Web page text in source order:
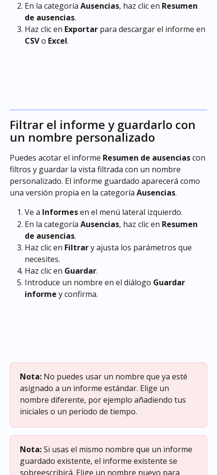
En la categoría Ausencias, haz clic en Resumen
de ausencias.
Haz clic en Exportar para descargar el informe en
CSV o Excel.
Filtrar el informe y guardarlo con
un nombre personalizado
Puedes acotar el informe Resumen de ausencias con
filtros y guardar la vista filtrada con un nombre
personalizado. El informe guardado aparecerá como
una versión propia en la categoría Ausencias.
Ve a Informes en el menú lateral izquierdo.
En la categoría Ausencias, haz clic en Resumen
de ausencias.
Haz clic en Filtrar y ajusta los parámetros que
necesites.
Haz clic en Guardar.
Introduce un nombre en el diálogo Guardar
informe y confirma.
Nota: No puedes usar un nombre que ya esté
asignado a un informe estándar. Elige un
nombre diferente, por ejemplo añadiendo tus
iniciales o un período de tiempo.
Nota: Si usas el mismo nombre que un informe
guardado existente, el informe existente se
sobreescribirá. Elige un nombre nuevo para